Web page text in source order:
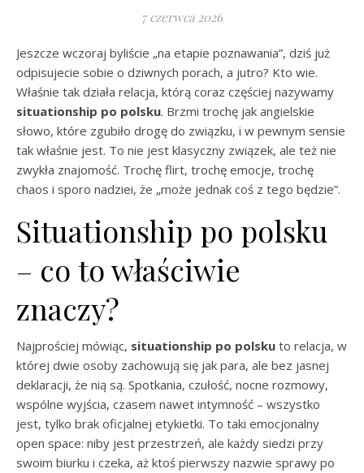
7 czerwca 2026
Jeszcze wczoraj byliście „na etapie poznawania”, dziś już
odpisujecie sobie o dziwnych porach, a jutro? Kto wie.
Właśnie tak działa relacja, którą coraz częściej nazywamy
situationship po polsku. Brzmi trochę jak angielskie
słowo, które zgubiło drogę do związku, i w pewnym sensie
tak właśnie jest. To nie jest klasyczny związek, ale też nie
zwykła znajomość. Trochę flirt, trochę emocje, trochę
chaos i sporo nadziei, że „może jednak coś z tego będzie”.
Situationship po polsku
– co to właściwie
znaczy?
Najprościej mówiąc, situationship po polsku to relacja, w
której dwie osoby zachowują się jak para, ale bez jasnej
deklaracji, że nią są. Spotkania, czułość, nocne rozmowy,
wspólne wyjścia, czasem nawet intymność – wszystko
jest, tylko brak oficjalnej etykietki. To taki emocjonalny
open space: niby jest przestrzeń, ale każdy siedzi przy
swoim biurku i czeka, aż ktoś pierwszy nazwie sprawy po